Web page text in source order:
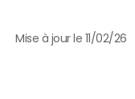
Mise à jour le 11/02/26